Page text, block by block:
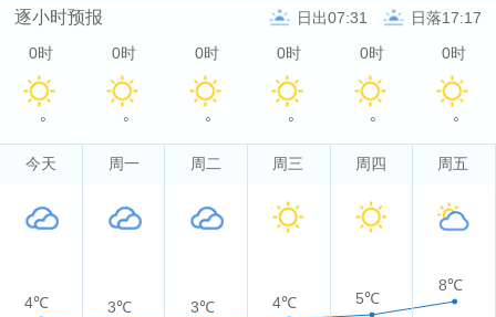
逐小时预报 日出07:31 日落17:17
0时
°
0时
°
0时
°
0时
°
0时
°
0时
°
今天 周一 周二 周三 周四 周五
4℃ 3℃ 3℃ 4℃ 5℃
8℃